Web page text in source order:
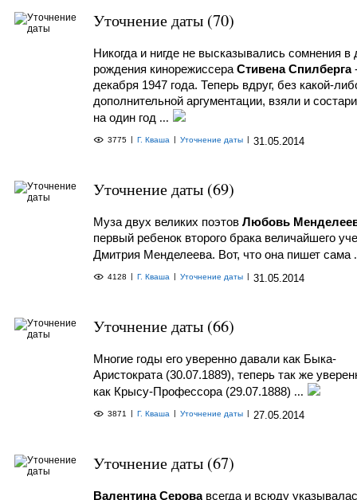
Уточнение даты (70)
Никогда и нигде не высказывались сомнения в
рождения кинорежиссера Стивена Спилберга
декабря 1947 года. Теперь вдруг, без какой-
дополнительной аргументации, взяли и
на один год ...
3775 | Г. Кваша | Уточнение даты | 31.05.2014
Уточнение даты (69)
Муза двух великих поэтов Любовь
первый ребенок второго брака величайшего
Дмитрия Менделеева. Вот, что она пишет сама
4128 | Г. Кваша | Уточнение даты | 31.05.2014
Уточнение даты (66)
Многие годы его уверенно давали как Быка-
Аристократа (30.07.1889), теперь так же
как Крысу-Профессора (29.07.1888) ...
3871 | Г. Кваша | Уточнение даты | 27.05.2014
Уточнение даты (67)
Валентина Серова всегда и всюду